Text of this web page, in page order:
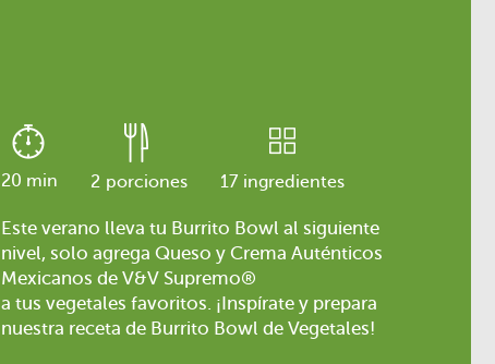
20 min 2 porciones 17 ingredientes
Este verano lleva tu Burrito Bowl al siguiente
nivel, solo agrega Queso y Crema Auténticos
Mexicanos de V&V Supremo®
a tus vegetales favoritos. ¡Inspírate y prepara
nuestra receta de Burrito Bowl de Vegetales!